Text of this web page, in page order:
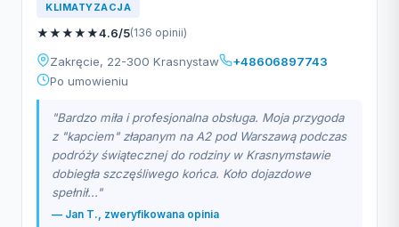
KLIMATYZACJA
★★★★★4.6/5(136 opinii)
Zakręcie, 22-300 Krasnystaw
+48606897743
Po umowieniu
"Bardzo miła i profesjonalna obsługa. Moja przygoda
z "kapciem" złapanym na A2 pod Warszawą podczas
podróży świątecznej do rodziny w Krasnymstawie
dobiegła szczęśliwego końca. Koło dojazdowe
spełnił..."
— Jan T., zweryfikowana opinia